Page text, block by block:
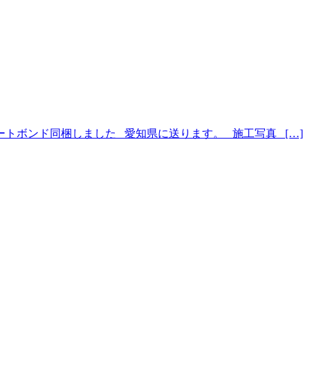
トボンド同梱しました 愛知県に送ります。 施工写真 […]